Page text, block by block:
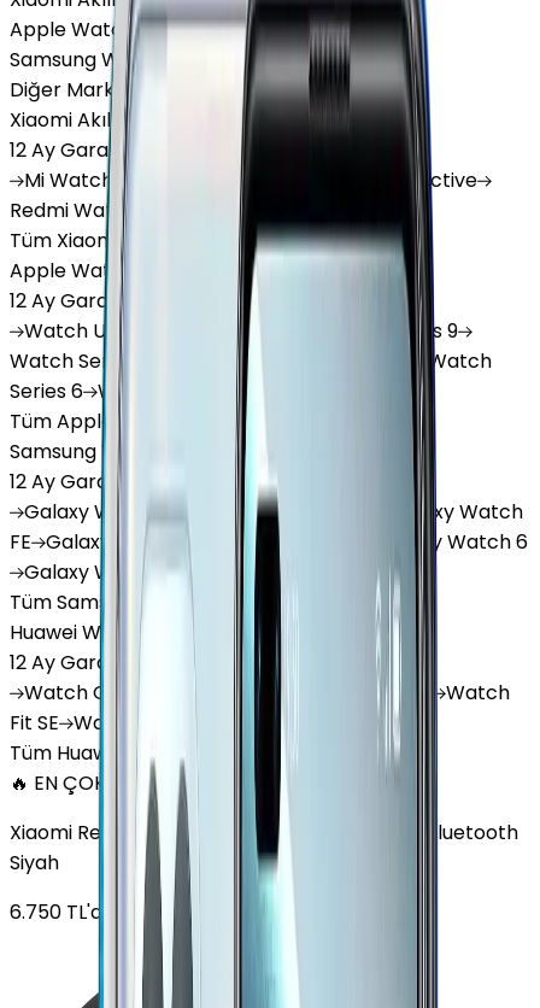
Apple Watch
Samsung Watch
Diğer Markalar
Xiaomi Akıllı Saat
12 Ay Garanti
MiWatch Watch Lite
Watch 3 Active
RedmiWatch 5 Lite Redmi
Tüm Xiaomi Akıllı Saat'lar
Apple Watch
12 Ay Garanti
Watch Ultra Series 10
Series 9
WatchSeries 8 Series 7 SE
Watch
Series 6 Watch
Series 5
Tüm Apple Watch'lar
Samsung Watch
12 Ay Garanti
GalaxyWatch 7 Galaxy Watch Ultra GalaxyWatch
FE Galaxy Watch 4 Galaxy Watch 5 GalaxyWatch 6
GalaxyWatch8
Tüm Samsung Watch'lar
Huawei Watch
12 Ay Garanti
6 Taksit
WatchGT 4 GT 5 Watch GT 5 Pro
Watch
Fit SE Watch
Tüm Huawei Watch'lar
🔥 EN ÇOK SATAN
Xiaomi Redmi Watch 3 Active Plastik 47mm Bluetooth
Siyah
6.750 TL'den başlayan fiyatlar